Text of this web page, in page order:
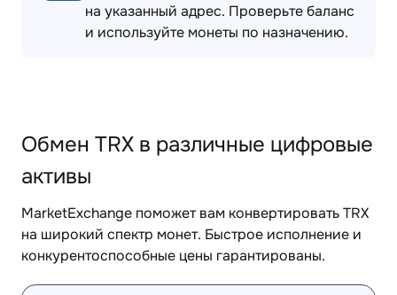
на указанный адрес. Проверьте баланс
и используйте монеты по назначению.
Обмен TRX в различные цифровые
активы
MarketExchange поможет вам конвертировать TRX
на широкий спектр монет. Быстрое исполнение и
конкурентоспособные цены гарантированы.